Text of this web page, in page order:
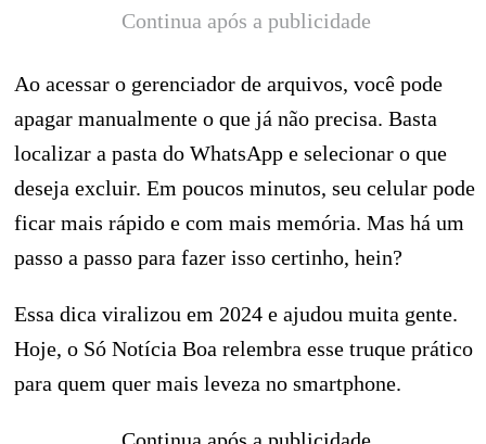
Continua após a publicidade
Ao acessar o gerenciador de arquivos, você pode
apagar manualmente o que já não precisa. Basta
localizar a pasta do WhatsApp e selecionar o que
deseja excluir. Em poucos minutos, seu celular pode
ficar mais rápido e com mais memória. Mas há um
passo a passo para fazer isso certinho, hein?
Essa dica viralizou em 2024 e ajudou muita gente.
Hoje, o Só Notícia Boa relembra esse truque prático
para quem quer mais leveza no smartphone.